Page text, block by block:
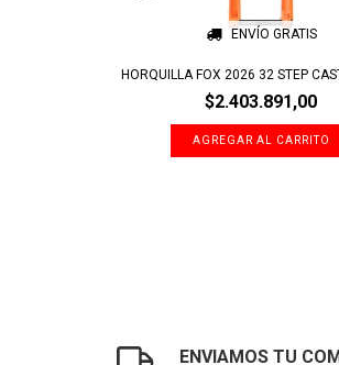
ENVÍO GRATIS
HORQUILLA FOX 2026 32 STEP
$2.403.891,00
ENVIAMOS TU